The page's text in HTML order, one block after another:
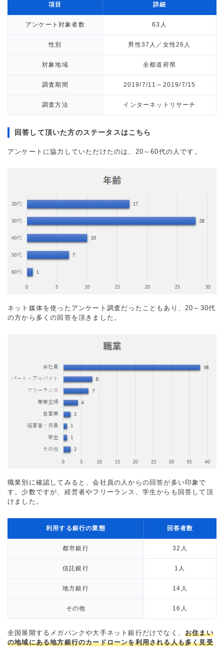
項目 詳細
アンケート対象者数 63人
性別 男性37人／女性26人
対象地域 全都道府県
調査期間 2019/7/11～2019/7/15
調査方法 インターネットリサーチ
回答して頂いた方のステータスはこちら
アンケートに協力していただけたのは、20～60代の人です。
ネット媒体を使ったアンケート調査だったこともあり、20～30代
の方から多くの回答を頂きました。
職業別に確認してみると、会社員の人からの回答が多い印象で
す。少数ですが、経営者やフリーランス、学生からも回答して頂
けました。
利用する銀行の業態 回答者数
都市銀行 32人
信託銀行 1人
地方銀行 14人
その他 16人
全国展開するメガバンクや大手ネット銀行だけでなく、 お住まい
の地域にある地方銀行のカードローンを利用される人も多く見受